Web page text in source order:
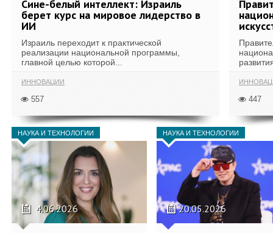
Сине-белый интеллект: Израиль
берет курс на мировое лидерство в
ИИ
Израиль переходит к практической
реализации национальной программы,
главной целью которой...
ИННОВАЦИИ
557 447
НАУКА И ТЕХНОЛОГИИ
4.06.2026
НАУКА И ТЕХНОЛОГИИ
20.05.2026